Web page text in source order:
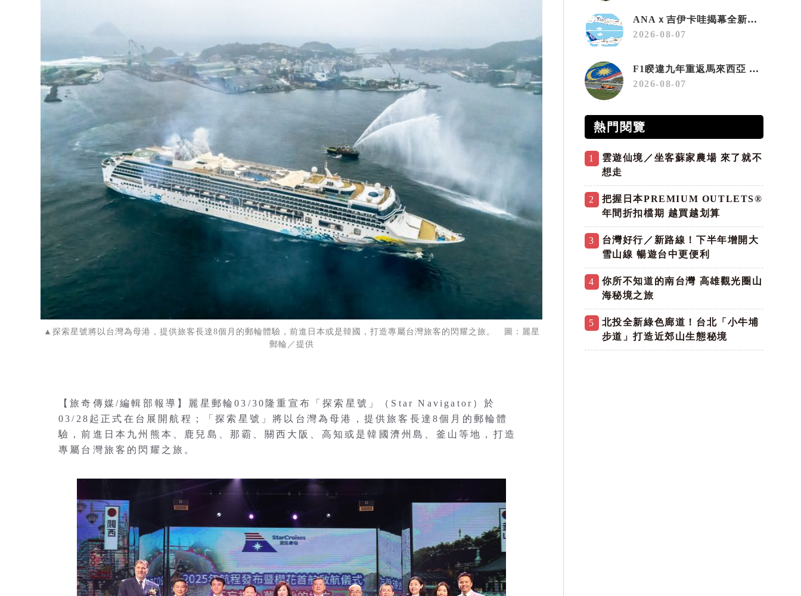
▲探索星號將以台灣為母港，提供旅客長達8個月的郵輪體驗，前進日本或是韓國，打造專屬台灣旅客的閃耀之旅。 圖：麗星
郵輪／提供
【旅奇傳媒/編輯部報導】麗星郵輪03/30隆重宣布「探索星號」（Star Navigator）於
03/28起正式在台展開航程；「探索星號」將以台灣為母港，提供旅客長達8個月的郵輪體
驗，前進日本九州熊本、鹿兒島、那霸、關西大阪、高知或是韓國濟州島、釜山等地，打造
專屬台灣旅客的閃耀之旅。
ANAｘ吉伊卡哇揭幕全新彩繪機「Chiikawa JET」
2026-08-07
F1睽違九年重返馬來西亞 三大國際賽事打造10月運動旅遊熱潮 賽車、自行車、路跑同週登場
2026-08-07
熱門閱覽
1
雲遊仙境／坐客蘇家農場 來了就不
想走
2
把握日本PREMIUM OUTLETS®
年間折扣檔期 越買越划算
3
台灣好行／新路線！下半年增開大
雪山線 暢遊台中更便利
4
你所不知道的南台灣 高雄觀光圈山
海秘境之旅
5
北投全新綠色廊道！台北「小牛埔
步道」打造近郊山生態秘境